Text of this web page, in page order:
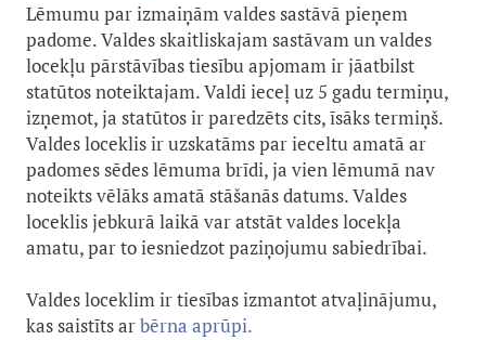
Lēmumu par izmaiņām valdes sastāvā pieņem
padome. Valdes skaitliskajam sastāvam un valdes
locekļu pārstāvības tiesību apjomam ir jāatbilst
statūtos noteiktajam. Valdi ieceļ uz 5 gadu termiņu,
izņemot, ja statūtos ir paredzēts cits, īsāks termiņš.
Valdes loceklis ir uzskatāms par ieceltu amatā ar
padomes sēdes lēmuma brīdi, ja vien lēmumā nav
noteikts vēlāks amatā stāšanās datums.Valdes
loceklis jebkurā laikā var atstāt valdes locekļa
amatu, par to iesniedzot paziņojumu sabiedrībai.
Valdes loceklim ir tiesības izmantot atvaļinājumu,
kas saistīts arbērna aprūpi.